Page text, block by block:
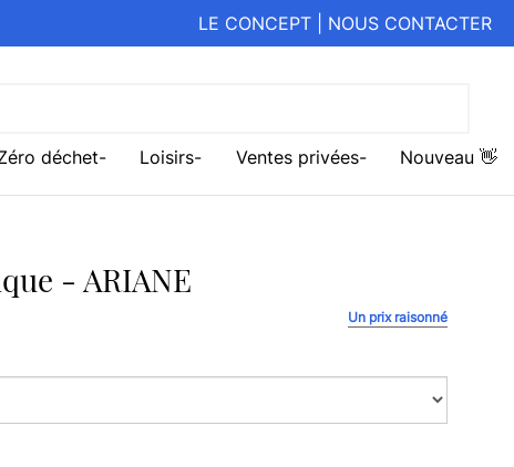
LE CONCEPT NOUS CONTACTER
déchet Loisirs Ventes privées Nouveau 👋
- ARIANE
Un prix raisonné